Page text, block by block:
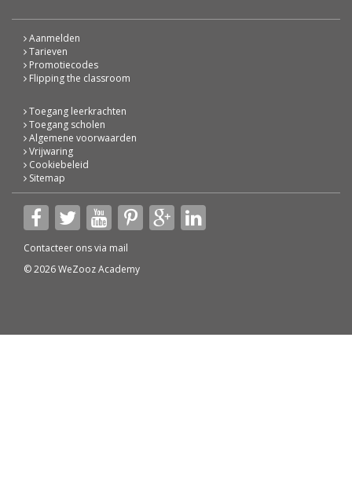
Aanmelden
Tarieven
Promotiecodes
Flipping the classroom
Toegang leerkrachten
Toegang scholen
Algemene voorwaarden
Vrijwaring
Cookiebeleid
Sitemap
Contacteer ons via mail
© 2026 WeZooz Academy